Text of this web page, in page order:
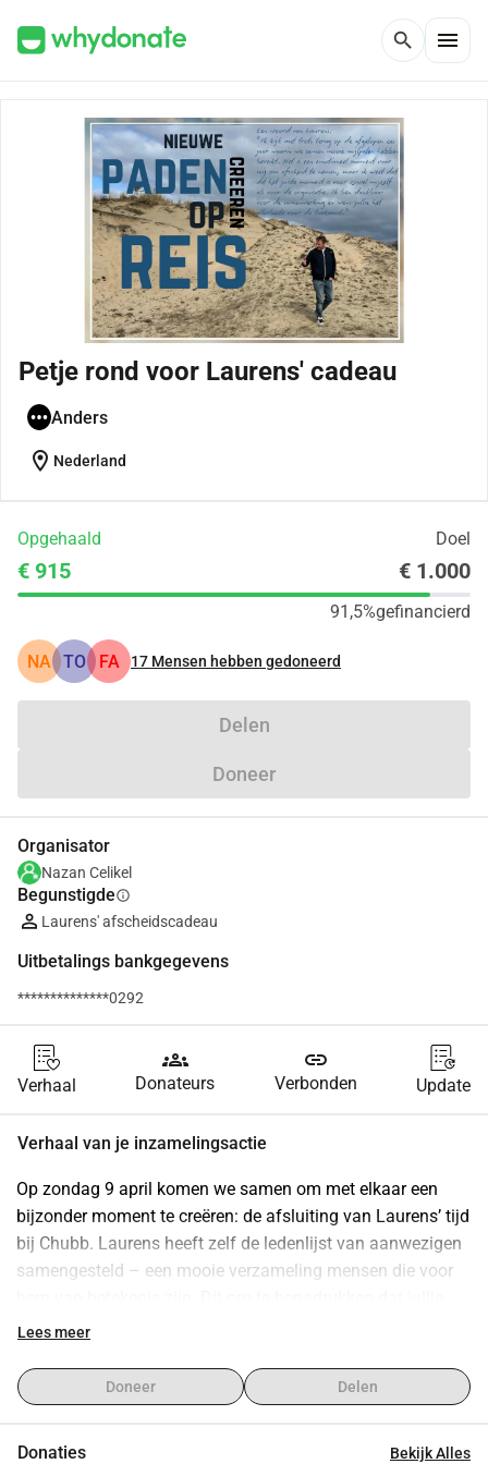
search menu
Petje rond voor Laurens' cadeau
Anders
location_on Nederland
Opgehaald Doel
€ 915 € 1.000
91,5%gefinancierd
NA TO FA 17 Mensen hebben gedoneerd
Delen
Doneer
Organisator
Nazan Celikel
Begunstigdeinfo
Laurens' afscheidscadeau
Uitbetalings bankgegevens
**************0292
Verhaal
groups
Donateurs
link
Verbonden Update
Verhaal van je inzamelingsactie
Op zondag 9 april komen we samen om met elkaar een
bijzonder moment te creëren: de afsluiting van Laurens’ tijd
bij Chubb. Laurens heeft zelf de ledenlijst van aanwezigen
samengesteld – een mooie verzameling mensen die voor
aanwezigheid voor hem speciaal is, zonder iemand tekort
Om Laurens te bedanken en tegelijkertijd iets te geven dat
perfect bij hem past, hebben we een speciaal cadeau
Lees meer
Doneer Delen
Donaties Bekijk Alles